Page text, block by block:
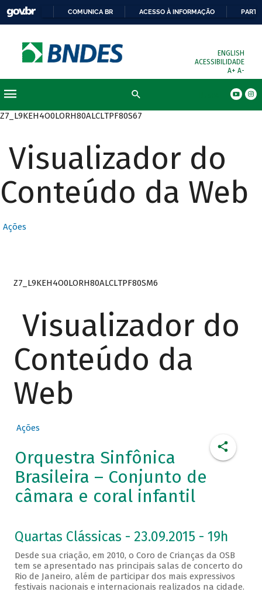
COMUNICA BR ACESSO À INFORMAÇÃO
ENGLISH
ACESSIBILIDADE
A+ A-
Z7_L9KEH4O0LORH80ALCLTPF80S67
Visualizador do
Conteúdo da Web
Ações
Z7_L9KEH4O0LORH80ALCLTPF80SM6
Visualizador do
Conteúdo da
Web
Ações
Orquestra Sinfônica
Brasileira – Conjunto de
câmara e coral infantil
Quartas Clássicas - 23.09.2015 - 19h
Desde sua criação, em 2010, o Coro de Crianças da OSB
tem se apresentado nas principais salas de concerto do
Rio de Janeiro, além de participar dos mais expressivos
festivais nacionais e internacionais realizados na cidade.